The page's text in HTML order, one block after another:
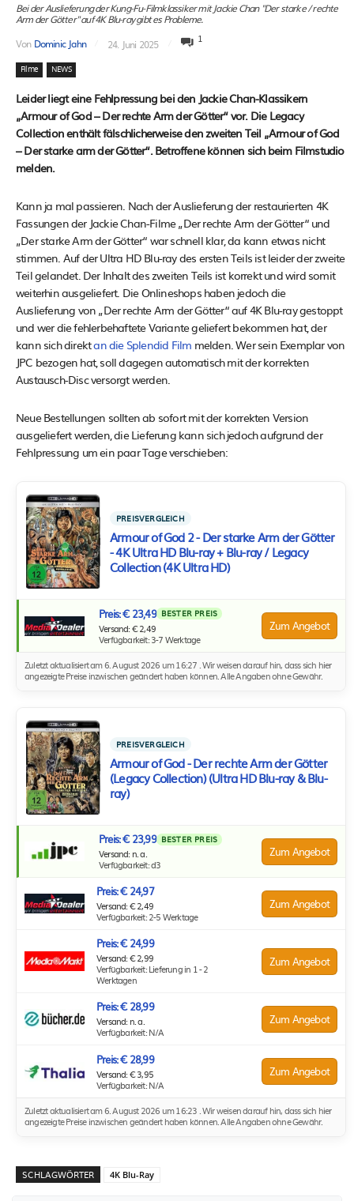
Bei der Auslieferung der Kung-Fu-Filmklassiker mit Jackie Chan "Der starke / rechte
Arm der Götter" auf 4K Blu-ray gibt es Probleme.
Von Dominic Jahn 24. Juni 2025 1
Filme NEWS
Leider liegt eine Fehlpressung bei den Jackie Chan-Klassikern
„Armour of God – Der rechte Arm der Götter“ vor. Die Legacy
Collection enthält fälschlicherweise den zweiten Teil „Armour of God
– Der starke arm der Götter“. Betroffene können sich beim Filmstudio
melden.
Kann ja mal passieren. Nach der Auslieferung der restaurierten 4K
Fassungen der Jackie Chan-Filme „Der rechte Arm der Götter“ und
„Der starke Arm der Götter“ war schnell klar, da kann etwas nicht
stimmen. Auf der Ultra HD Blu-ray des ersten Teils ist leider der zweite
Teil gelandet. Der Inhalt des zweiten Teils ist korrekt und wird somit
weiterhin ausgeliefert. Die Onlineshops haben jedoch die
Auslieferung von „Der rechte Arm der Götter“ auf 4K Blu-ray gestoppt
und wer die fehlerbehaftete Variante geliefert bekommen hat, der
kann sich direktan die Splendid Film melden. Wer sein Exemplar von
JPC bezogen hat, soll dagegen automatisch mit der korrekten
Austausch-Disc versorgt werden.
Neue Bestellungen sollten ab sofort mit der korrekten Version
ausgeliefert werden, die Lieferung kann sich jedoch aufgrund der
Fehlpressung um ein paar Tage verschieben:
PREISVERGLEICH
Armour of God 2 - Der starke Arm der Götter
- 4K Ultra HD Blu-ray + Blu-ray / Legacy
Collection (4K Ultra HD)
Preis: € 23,49 BESTER PREIS
Versand: € 2,49
Verfügbarkeit: 3-7 Werktage
Zum Angebot
Zuletzt aktualisiert am 6. August 2026 um 16:27 . Wir weisen darauf hin, dass sich hier
angezeigte Preise inzwischen geändert haben können. Alle Angaben ohne Gewähr.
PREISVERGLEICH
Armour of God - Der rechte Arm der Götter
(Legacy Collection) (Ultra HD Blu-ray & Blu-
ray)
Preis: € 23,99 BESTER PREIS
Versand: n. a.
Verfügbarkeit: d3
Zum Angebot
Preis: € 24,97
Versand: € 2,49
Verfügbarkeit: 2-5 Werktage
Zum Angebot
Preis: € 24,99
Versand: € 2,99
Verfügbarkeit: Lieferung in 1 - 2
Werktagen
Zum Angebot
Preis: € 28,99
Versand: n. a.
Verfügbarkeit: N/A
Zum Angebot
Preis: € 28,99
Versand: € 3,95
Verfügbarkeit: N/A
Zum Angebot
Zuletzt aktualisiert am 6. August 2026 um 16:23 . Wir weisen darauf hin, dass sich hier
angezeigte Preise inzwischen geändert haben können. Alle Angaben ohne Gewähr.
SCHLAGWÖRTER 4K Blu-Ray